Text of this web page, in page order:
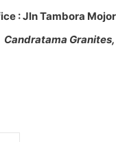
: Jln Tambora
Candratama Granites,